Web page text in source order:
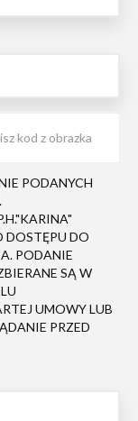
PODANYCH
DOSTĘPU DO
PODANIE
SĄ W
UMOWY LUB
PRZED